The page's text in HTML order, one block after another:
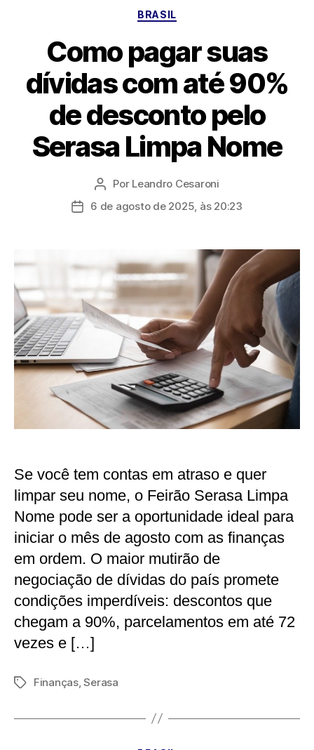
Categorias
BRASIL
Como pagar suas
dívidas com até 90%
de desconto pelo
Serasa Limpa Nome
Autor
do
Por Leandro Cesaroni
Data6 de agosto de 2025, às 20:23
Se você tem contas em atraso e quer
limpar seu nome, o Feirão Serasa Limpa
Nome pode ser a oportunidade ideal para
iniciar o mês de agosto com as finanças
em ordem. O maior mutirão de
negociação de dívidas do país promete
condições imperdíveis: descontos que
chegam a 90%, parcelamentos em até 72
vezes e […]
TagsFinanças,Serasa